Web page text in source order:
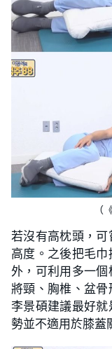
（
若沒有高枕頭，
高度。之後把毛
外，可利用多一
將頸、胸椎、盆骨
李景碩建議最好
勢並不適用於膝蓋